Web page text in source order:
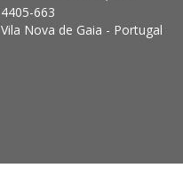
4405-663
Vila Nova de Gaia - Portugal